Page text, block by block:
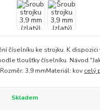
číselníku ke strojku. K
tloušťky číselníku. Návod
3,9 mmMateriál: kov celý
Skladem